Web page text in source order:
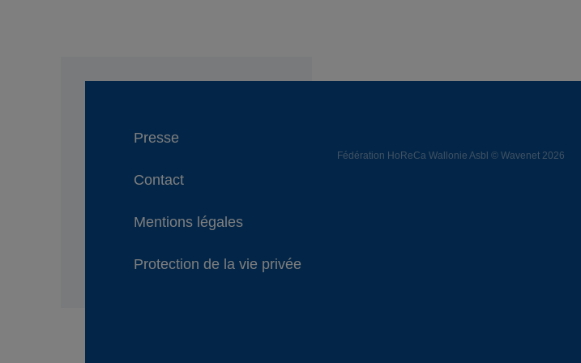
Presse
Contact
Mentions légales
Protection de la vie privée
Fédération HoReCa Wallonie Asbl © Wavenet 2026